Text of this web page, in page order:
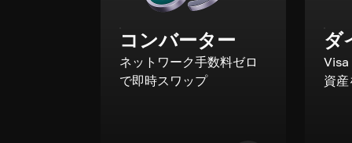
コンバーター
ネットワーク手数料ゼロ
で即時スワップ
ダ
資